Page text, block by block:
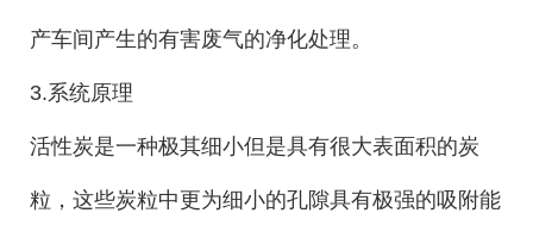
产车间产生的有害废气的净化处理。
3.系统原理
活性炭是一种极其细小但是具有很大表面积的炭
粒，这些炭粒中更为细小的孔隙具有极强的吸附能